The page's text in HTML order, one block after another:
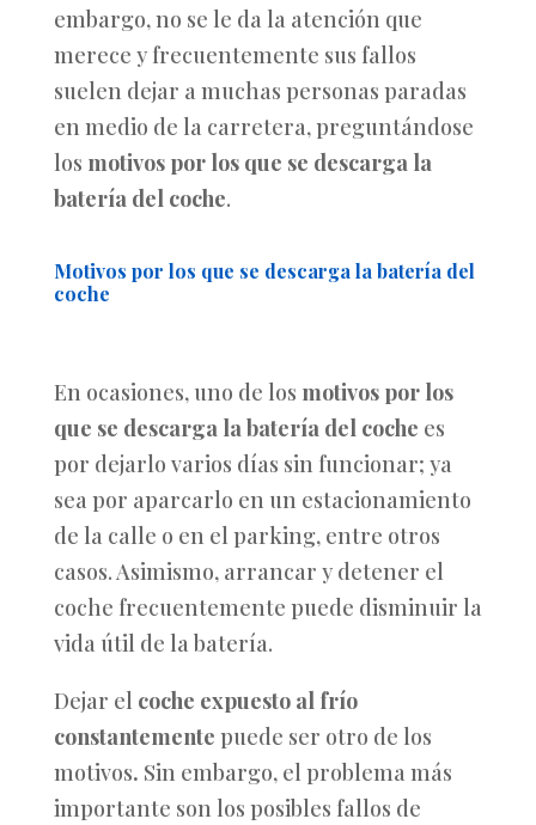
embargo, no se le da la atención que
merece y frecuentemente sus fallos
suelen dejar a muchas personas paradas
en medio de la carretera, preguntándose
los motivos por los que se descarga la
batería del coche.
Motivos por los que se descarga la batería del
coche
En ocasiones, uno de los motivos por los
que se descarga la batería del coche es
por dejarlo varios días sin funcionar; ya
sea por aparcarlo en un estacionamiento
de la calle o en el parking, entre otros
casos. Asimismo, arrancar y detener el
coche frecuentemente puede disminuir la
vida útil de la batería.
Dejar el coche expuesto al frío
constantemente puede ser otro de los
motivos. Sin embargo, el problema más
importante son los posibles fallos de